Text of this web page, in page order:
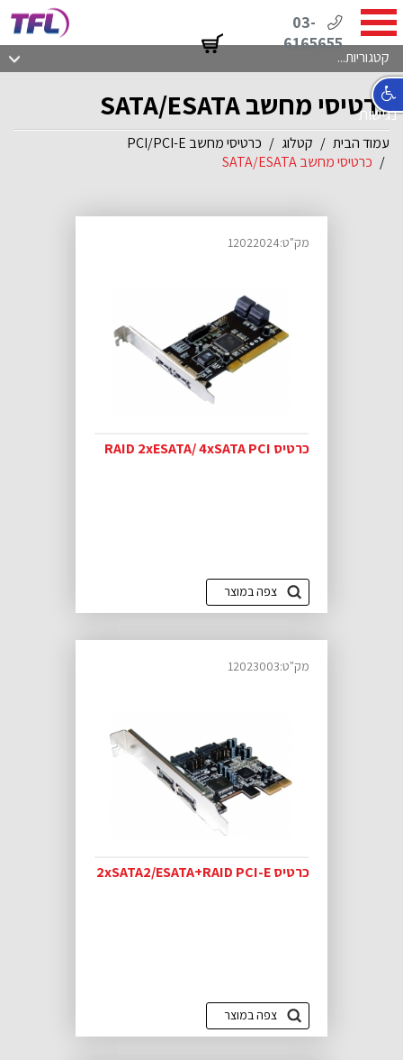
03-
6165655
קטגוריות...
כרטיסי מחשב SATA/ESATA
עמוד הבית קטלוג
כרטיסי מחשב PCI/PCI-E
כרטיסי מחשב SATA/ESATA
כרטיס RAID 2xESATA/ 4xSATA PCI
צפה במוצר
מק"ט:12022024
כרטיס 2xSATA2/ESATA+RAID PCI-E
צפה במוצר
מק"ט:12023003
נגישות